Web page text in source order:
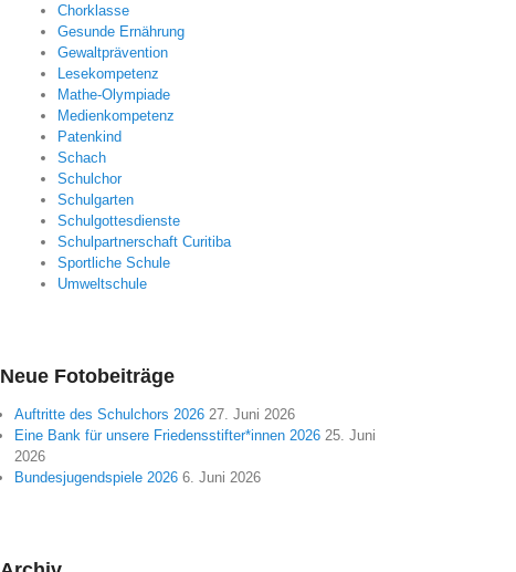
Chorklasse
Gesunde Ernährung
Gewaltprävention
Lesekompetenz
Mathe-Olympiade
Medienkompetenz
Patenkind
Schach
Schulchor
Schulgarten
Schulgottesdienste
Schulpartnerschaft Curitiba
Sportliche Schule
Umweltschule
Neue Fotobeiträge
Auftritte des Schulchors 2026 27. Juni 2026
Eine Bank für unsere Friedensstifter*innen 2026 25. Juni
2026
Bundesjugendspiele 2026 6. Juni 2026